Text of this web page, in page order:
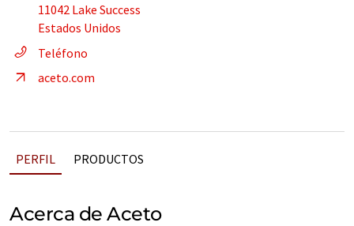
11042 Lake Success
Estados Unidos
Teléfono
aceto.com
PERFIL PRODUCTOS
Acerca de Aceto